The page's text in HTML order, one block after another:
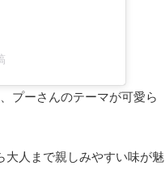
プーさんのテーマが可愛ら
人まで親しみやすい味が魅